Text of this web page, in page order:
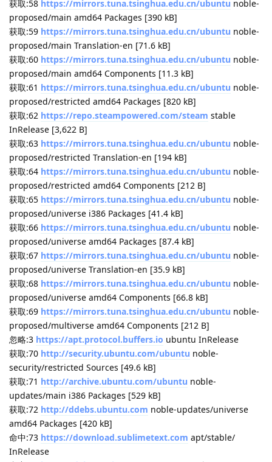
InRelease [2,123 B]
获取:21https://packages.microsoft.com/repos/code
stable/main amd64 Packages [20.1 kB]
获取:22https://mirrors.tuna.tsinghua.edu.cn/ubuntu
updates/main Sources [464 kB]
命中:23
https://download.opensuse.org/repositories/home:/kamiya
dm/xUbuntu_24.04./ InRelease
获取:24 https://apt.releases.hashicorp.comnoble InRelease
[12.9 kB]
获取:25 https://mirrors.tuna.tsinghua.edu.cn/ubuntu noble-
updates/restricted Sources [53.3 kB]
获取:26 https://mirrors.tuna.tsinghua.edu.cn/ubuntu noble-
updates/universe Sources [477 kB]
命中:27 https://ppa.launchpadcontent.net/wireshark-
dev/stable/ubuntu noble InRelease
获取:28 https://mirrors.tuna.tsinghua.edu.cn/ubuntu noble-
updates/main amd64 Packages [1,443 kB]
获取:29 http://archive.ubuntu.com/ubuntunoble-updates
InRelease [126 kB]
错误:20 https://downloads.cursor.com/aptrepostable
InRelease
由于没有公钥，无法验证下列签名： NO_PUBKEY
42A1772E62E492D6
获取:30http://ddebs.ubuntu.comnoble-updates InRelease
[41.3 kB]
命中:31https://packages.redis.io/deb
获取:32 https://apt.releases.hashicorp.com noble/main
amd64 Packages [203 kB]
获取:33 https://mirrors.tuna.tsinghua.edu.cn/ubuntunoble-
updates/main i386 Packages [529 kB]
忽略:3https://apt.protocol.buffers.ioubuntu InRelease
获取:34https://mirrors.tuna.tsinghua.edu.cn/ubuntu